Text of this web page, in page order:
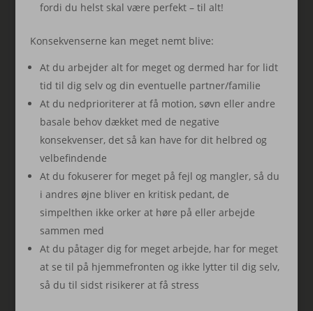
fordi du helst skal være perfekt – til alt!
Konsekvenserne kan meget nemt blive:
At du arbejder alt for meget og dermed har for lidt
tid til dig selv og din eventuelle partner/familie
At du nedprioriterer at få motion, søvn eller andre
basale behov dækket med de negative
konsekvenser, det så kan have for dit helbred og
velbefindende
At du fokuserer for meget på fejl og mangler, så du
i andres øjne bliver en kritisk pedant, de
simpelthen ikke orker at høre på eller arbejde
sammen med
At du påtager dig for meget arbejde, har for meget
at se til på hjemmefronten og ikke lytter til dig selv,
så du til sidst risikerer at få stress